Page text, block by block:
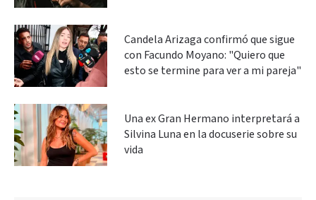
Candela Arizaga confirmó que sigue
con Facundo Moyano: "Quiero que
esto se termine para ver a mi pareja"
Una ex Gran Hermano interpretará a
Silvina Luna en la docuserie sobre su
vida